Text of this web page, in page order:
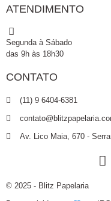
ATENDIMENTO
Segunda à Sábado
das 9h às 18h30
CONTATO
(11) 9 6404-6381
Av. Lico Maia, 670 -
© 2025 - Blitz Papelaria